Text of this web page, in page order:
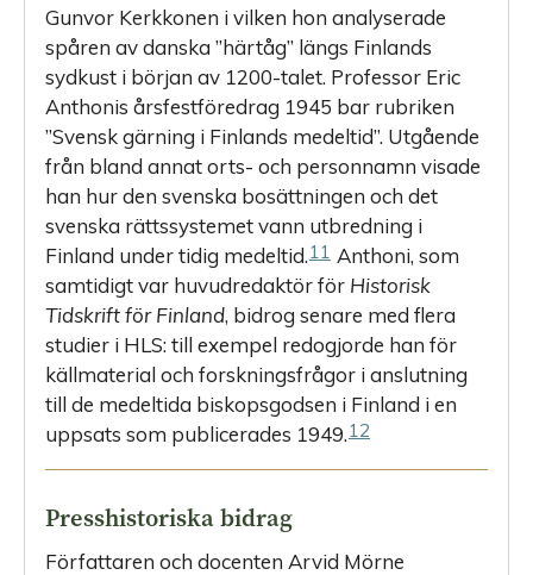
Gunvor Kerkkonen i vilken hon analyserade
spåren av danska ”härtåg” längs Finlands
sydkust i början av 1200-talet. Professor Eric
Anthonis årsfestföredrag 1945 bar rubriken
”Svensk gärning i Finlands medeltid”. Utgående
från bland annat orts- och personnamn visade
han hur den svenska bosättningen och det
svenska rättssystemet vann utbredning i
Finland under tidig medeltid.11 Anthoni, som
samtidigt var huvudredaktör för Historisk
Tidskrift för Finland, bidrog senare med flera
studier i HLS: till exempel redogjorde han för
källmaterial och forskningsfrågor i anslutning
till de medeltida biskopsgodsen i Finland i en
uppsats som publicerades 1949.12
Presshistoriska bidrag
Författaren och docenten Arvid Mörne